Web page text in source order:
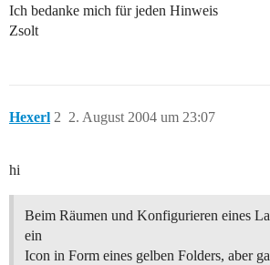
Ich bedanke mich für jeden Hinweis
Zsolt
Hexerl 2. August 2004 um 23:07
2
hi
Beim Räumen und Konfigurieren eines
ein
Icon in Form eines gelben Folders, aber